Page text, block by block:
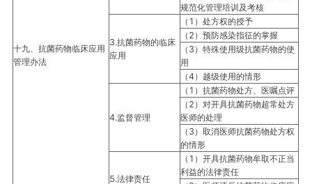
十九、抗菌药物临床应用
管理办法
规范化管理培训及考核
3.抗菌药物的临床
应用
（1）处方权的授予
（2）预防感染指征的掌握
（3）特殊使用级抗菌药物的使
用
（4）越级使用的情形
4.监督管理
（1）抗菌药物处方、医嘱点评
（2）对开具抗菌药物超常处方
医师的处理
（3）取消医师抗菌药物处方权
的情形
5.法律责任
（1）开具抗菌药物牟取不正当
利益的法律责任